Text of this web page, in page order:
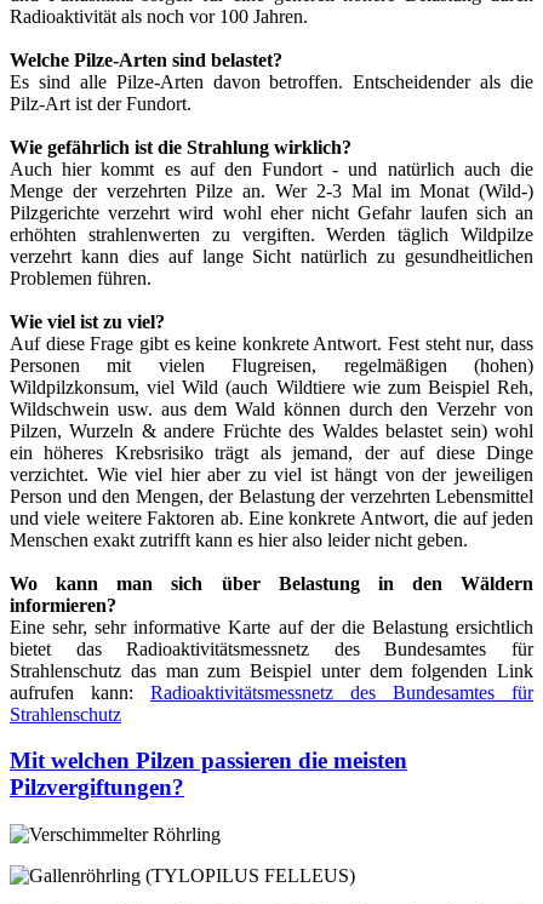
Radioaktivität als noch vor 100 Jahren.
Welche Pilze-Arten sind belastet?
Es sind alle Pilze-Arten davon betroffen. Entscheidender als die
Pilz-Art ist der Fundort.
Wie gefährlich ist die Strahlung wirklich?
Auch hier kommt es auf den Fundort - und natürlich auch die
Menge der verzehrten Pilze an. Wer 2-3 Mal im Monat (Wild-)
Pilzgerichte verzehrt wird wohl eher nicht Gefahr laufen sich an
erhöhten strahlenwerten zu vergiften. Werden täglich Wildpilze
verzehrt kann dies auf lange Sicht natürlich zu gesundheitlichen
Problemen führen.
Wie viel ist zu viel?
Auf diese Frage gibt es keine konkrete Antwort. Fest steht nur, dass
Personen mit vielen Flugreisen, regelmäßigen (hohen)
Wildpilzkonsum, viel Wild (auch Wildtiere wie zum Beispiel Reh,
Wildschwein usw. aus dem Wald können durch den Verzehr von
Pilzen, Wurzeln & andere Früchte des Waldes belastet sein) wohl
ein höheres Krebsrisiko trägt als jemand, der auf diese Dinge
verzichtet. Wie viel hier aber zu viel ist hängt von der jeweiligen
Person und den Mengen, der Belastung der verzehrten Lebensmittel
und viele weitere Faktoren ab. Eine konkrete Antwort, die auf jeden
Menschen exakt zutrifft kann es hier also leider nicht geben.
Wo kann man sich über Belastung in den Wäldern
informieren?
Eine sehr, sehr informative Karte auf der die Belastung ersichtlich
bietet das Radioaktivitätsmessnetz des Bundesamtes für
Strahlenschutz das man zum Beispiel unter dem folgenden Link
aufrufen kann: Radioaktivitätsmessnetz des Bundesamtes für
Strahlenschutz
Mit welchen Pilzen passieren die meisten
Pilzvergiftungen?